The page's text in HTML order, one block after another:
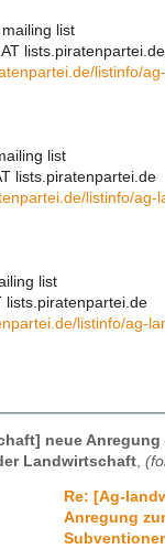
list
lists.piratenpartei.de
listinfo/
list
lists.piratenpartei.de
listinfo/ag-
list
lists.piratenpartei.de
listinfo/ag-
neue Anregung
Landwirtschaft
Re: [Ag-
Anregung